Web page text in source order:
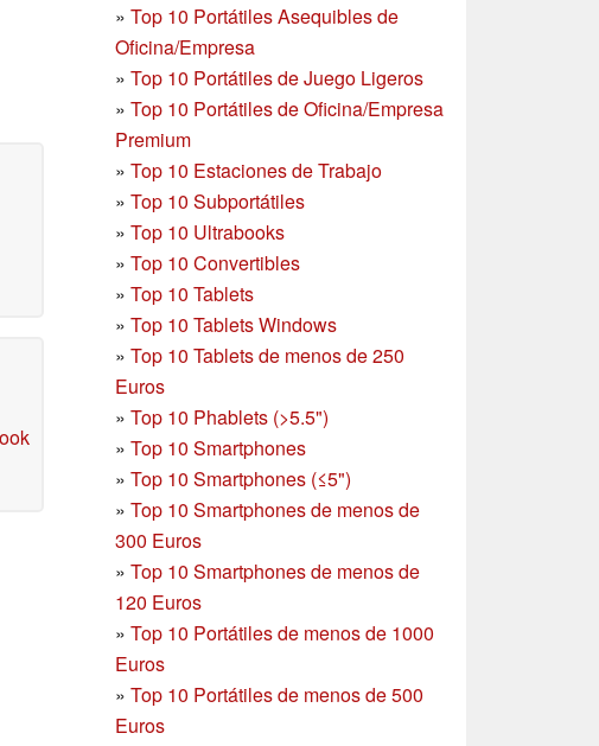
» Top 10 Portátiles Asequibles de
Oficina/Empresa
» Top 10 Portátiles de Juego Ligeros
» Top 10 Portátiles de Oficina/Empresa
Premium
» Top 10 Estaciones de Trabajo
» Top 10 Subportátiles
» Top 10 Ultrabooks
» Top 10 Convertibles
» Top 10 Tablets
» Top 10 Tablets Windows
» Top 10 Tablets de menos de 250
Euros
» Top 10 Phablets (>5.5")
» Top 10 Smartphones
» Top 10 Smartphones (≤5")
» Top 10 Smartphones de menos de
300 Euros
» Top 10 Smartphonesde menos de
120 Euros
» Top 10 Portátiles de menos de 1000
Euros
» Top 10 Portátiles de menos de 500
Euros